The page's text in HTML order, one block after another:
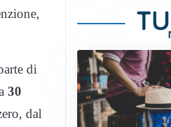
di
30
dal